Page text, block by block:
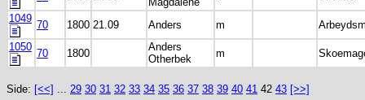
1049
70 1800 21.09 Anders m
1050
70 1800
Anders
Otherbek
m
Side: [<<] ... 29 30 31 32 33 34 35 36 37 38 39 40 41 42 43 [>>]